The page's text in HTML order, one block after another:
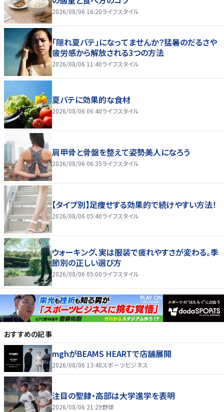
2026/08/06 16:20ライフスタイル
「隠れ夏バテ」になってませんか？猛暑のだるさや
疲労感から解放される3つの方法
2026/08/06 11:40ライフスタイル
夏バテに効果的な食材
2026/08/06 06:40ライフスタイル
肩甲骨と骨盤を整えて姿勢美人になろう
2026/08/06 06:35ライフスタイル
【タイプ別】足痩せする効果的で続けやすい方法！
2026/08/06 05:40ライフスタイル
ウォーキング、実は服装で疲れやすさが変わる。季
節別の正しい選び方
2026/08/06 05:00ライフスタイル
おすすめの記事
mghがBEAMS HEARTで店舗展開
2026/08/06 13:48スポーツビジネス
注目の聖隷・高部は大学進学を表明
2026/08/06 21:29野球